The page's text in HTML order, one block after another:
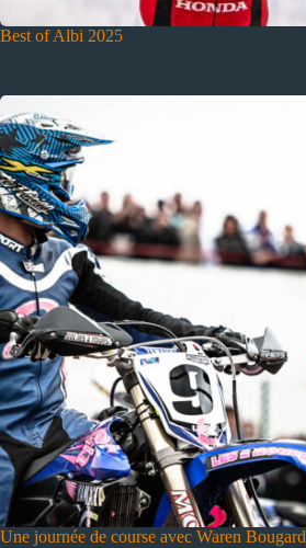
Best of Albi 2025
Une journée de course avec Waren Bougard